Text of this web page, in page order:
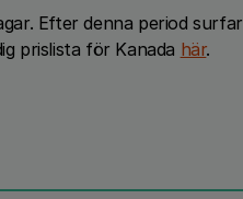
Efter denna period
prislista för Kanada här.